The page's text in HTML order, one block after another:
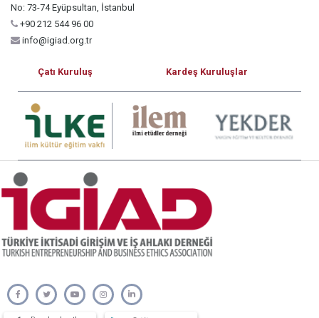
No: 73-74 Eyüpsultan, İstanbul
+90 212 544 96 00
info@igiad.org.tr
Çatı Kuruluş Kardeş Kuruluşlar